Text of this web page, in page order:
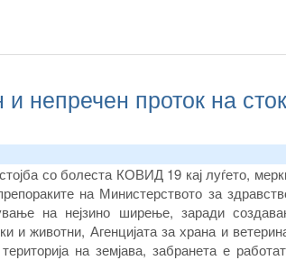
непречен проток на
со болеста КОВИД 19 кај луѓето,
на Министерството за
на нејзино ширење, заради
и животни, Агенцијата за храна и
на земјава, забранета е